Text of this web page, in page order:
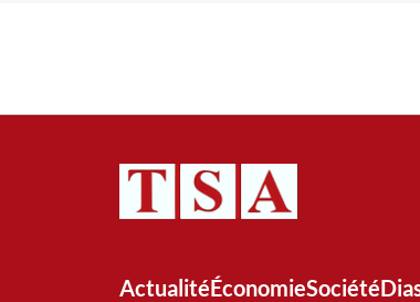
ActualitéÉconomieSociété